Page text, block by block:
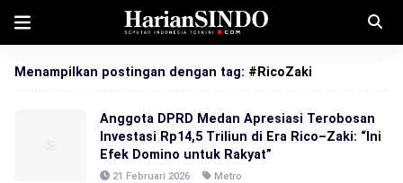
Menampilkan postingan dengan tag: #RicoZaki
Anggota DPRD Medan Apresiasi Terobosan
Investasi Rp14,5 Triliun di Era Rico–Zaki: “Ini
Efek Domino untuk Rakyat”
21 Februari 2026 Metro